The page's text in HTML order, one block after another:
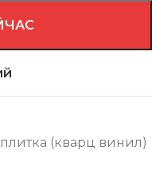
(кварц винил)